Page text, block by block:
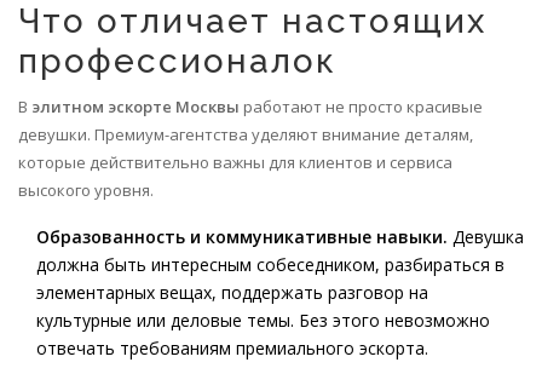
Что отличает настоящих
профессионалок
В элитном эскорте Москвы работают не просто красивые
девушки. Премиум-агентства уделяют внимание деталям,
которые действительно важны для клиентов и сервиса
высокого уровня.
Образованность и коммуникативные навыки. Девушка
должна быть интересным собеседником, разбираться в
элементарных вещах, поддержать разговор на
культурные или деловые темы. Без этого невозможно
отвечать требованиям премиального эскорта.